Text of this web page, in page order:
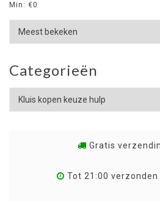
Min: €0
Categorieën
Gratis
Tot 21:00